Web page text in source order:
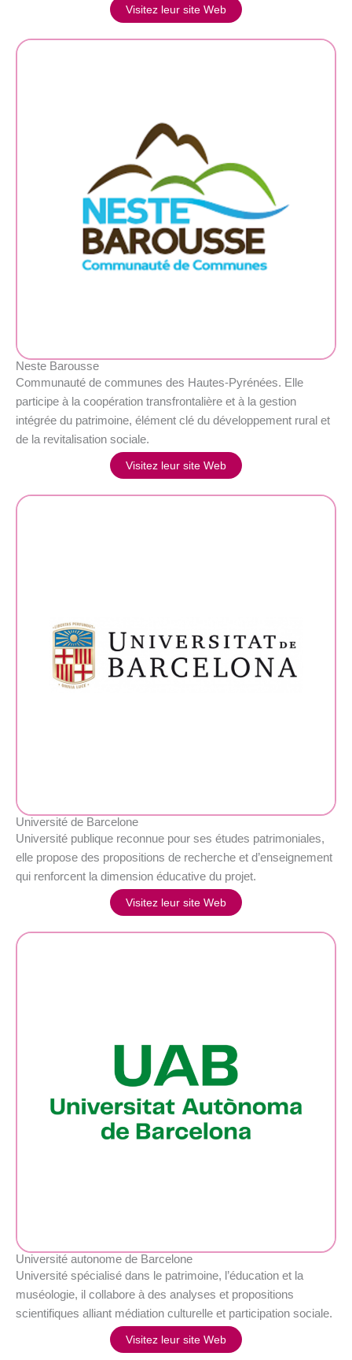
Visitez leur site Web
Neste Barousse
Communauté de communes des Hautes-Pyrénées. Elle
participe à la coopération transfrontalière et à la gestion
intégrée du patrimoine, élément clé du développement rural et
de la revitalisation sociale.
Visitez leur site Web
Université de Barcelone
Université publique reconnue pour ses études patrimoniales,
elle propose des propositions de recherche et d’enseignement
qui renforcent la dimension éducative du projet.
Visitez leur site Web
Université autonome de Barcelone
Université spécialisé dans le patrimoine, l’éducation et la
muséologie, il collabore à des analyses et propositions
scientifiques alliant médiation culturelle et participation sociale.
Visitez leur site Web